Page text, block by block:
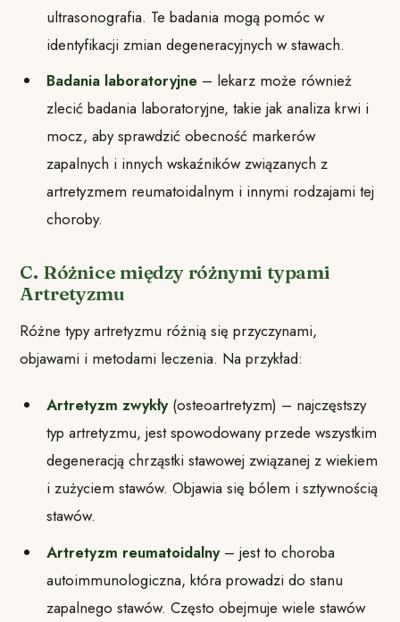
ultrasonografia. Te badania mogą pomóc w
identyfikacji zmian degeneracyjnych w stawach.
Badania laboratoryjne– lekarz może również
zlecić badania laboratoryjne, takie jak analiza krwi i
mocz, aby sprawdzić obecność markerów
zapalnych i innych wskaźników związanych z
artretyzmem reumatoidalnym i innymi rodzajami tej
choroby.
C. Różnice między różnymi typami
Artretyzmu
Różne typy artretyzmu różnią się przyczynami,
objawami i metodami leczenia. Na przykład:
Artretyzm zwykły(osteoartretyzm) – najczęstszy
typ artretyzmu, jest spowodowany przede wszystkim
degeneracją chrząstki stawowej związanej z wiekiem
i zużyciem stawów. Objawia się bólem i sztywnością
stawów.
Artretyzm reumatoidalny– jest to choroba
autoimmunologiczna, która prowadzi do stanu
zapalnego stawów. Często obejmuje wiele stawów